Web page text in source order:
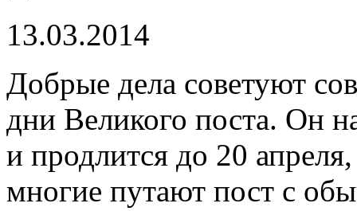
13.03.2014
Добрые дела советуют
дни Великого поста. Он
и продлится до 20
многие путают пост с